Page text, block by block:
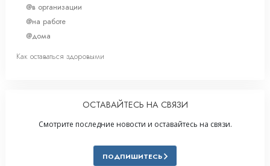
@в организации
@на работе
@дома
Как оставаться здоровыми
ОСТАВАЙТЕСЬ НА СВЯЗИ
Смотрите последние новости и оставайтесь на связи.
ПОДПИШИТЕСЬ